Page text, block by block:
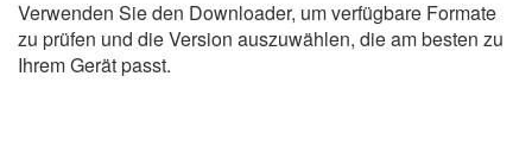
Verwenden Sie den Downloader, um verfügbare Formate
zu prüfen und die Version auszuwählen, die am besten zu
Ihrem Gerät passt.